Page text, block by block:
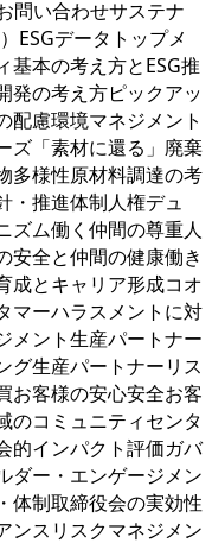
問い合わせサステナ
ESGデータトップメ
基本の考え方とESG推
発の考え方ピックアッ
配慮環境マネジメント
ズ「素材に還る」廃棄
多様性原材料調達の考
・推進体制人権デュ
ズム働く仲間の尊重人
安全と仲間の健康働き
成とキャリア形成コオ
マーハラスメントに対
メント生産パートナー
グ生産パートナーリス
お客様の安心安全お客
のコミュニティセンタ
的インパクト評価ガバ
ダー・エンゲージメン
体制取締役会の実効性
ンスリスクマネジメン